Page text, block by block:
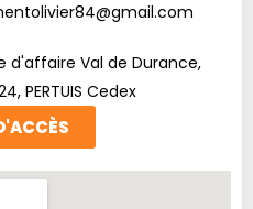
d'affaire Val de Durance,
PERTUIS Cedex